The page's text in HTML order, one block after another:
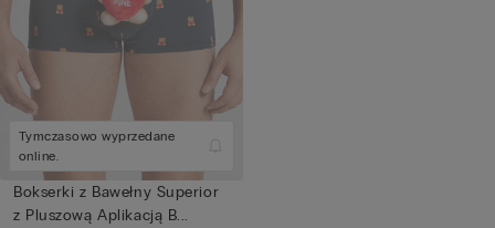
Tymczasowo wyprzedane
online.
Bokserki z Bawełny Superior
z Pluszową Aplikacją B...